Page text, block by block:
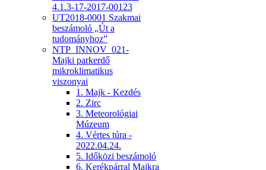
4.1.3-17-2017-00123
UT2018-0001 Szakmai
beszámoló „Út a
tudományhoz”
NTP_INNOV_021-
Majki parkerdő
mikroklimatikus
viszonyai
1. Majk - Kezdés
2. Zirc
3. Meteorológiai
Múzeum
4. Vértes túra -
2022.04.24.
5. Időközi beszámoló
6. Kerékpárral Majkra